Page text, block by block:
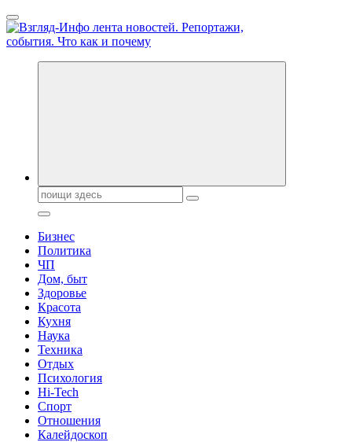
Перейти
к
содержанию
Обо всем и обо всех, что зачем и почему. Новости политики,
Поиск:
Бизнес
Политика
ЧП
Дом, быт
Здоровье
Красота
Кухня
Наука
Техника
Отдых
Психология
Hi-Tech
Спорт
Отношения
Калейдоскоп